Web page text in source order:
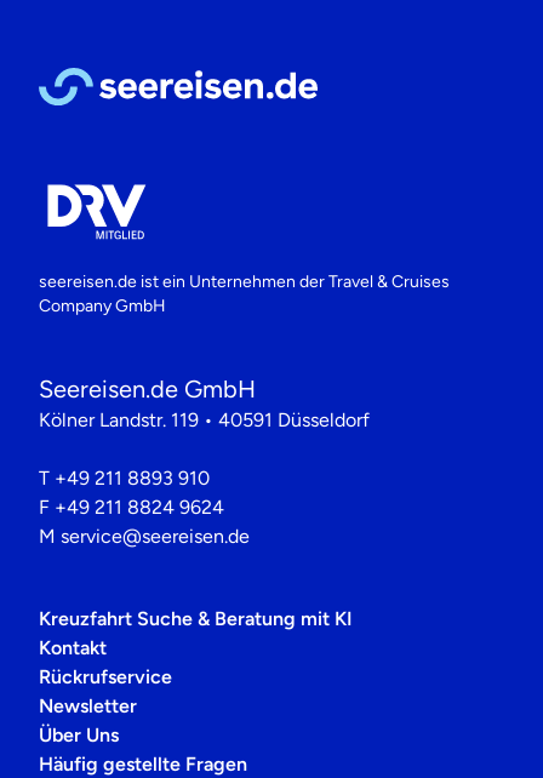
seereisen.de ist ein Unternehmen derTravel & Cruises
Company GmbH
Seereisen.de GmbH
Kölner Landstr. 119 • 40591 Düsseldorf
T +49 211 8893 910
F +49 211 8824 9624
M service@seereisen.de
Kreuzfahrt Suche & Beratung mit KI
Kontakt
Rückrufservice
Newsletter
Über Uns
Häufig gestellte Fragen